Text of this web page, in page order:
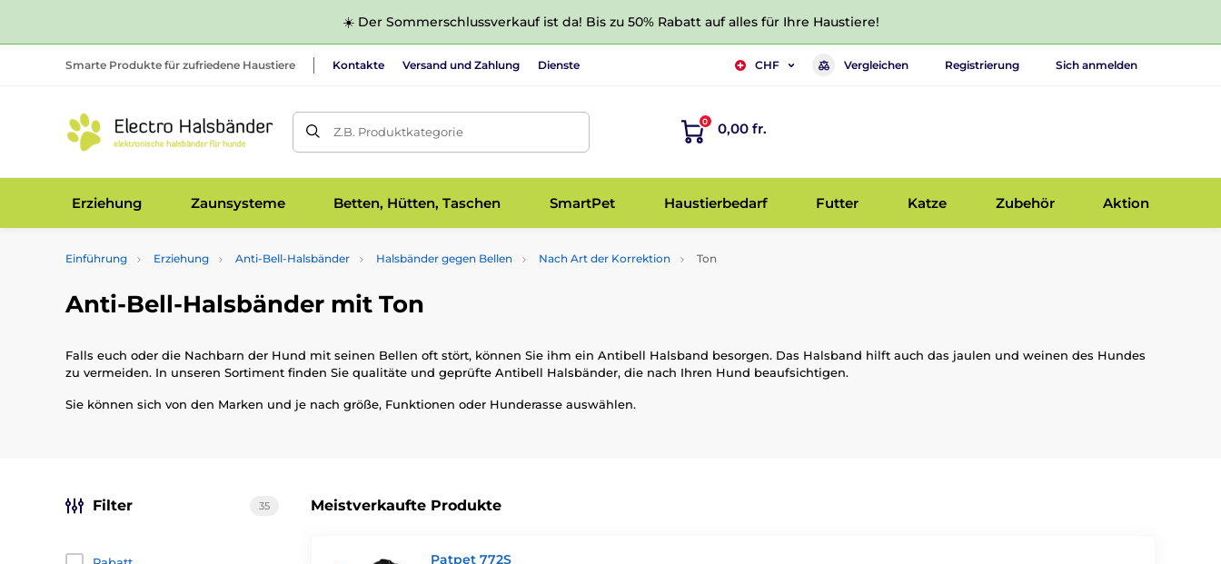
☀️ Der Sommerschlussverkauf ist da! Bis zu 50% Rabatt auf alles für Ihre Haustiere!
Smarte Produkte für zufriedene Haustiere Kontakte Versand und Zahlung Dienste CHF Vergleichen Registrierung Sich anmelden
Z.B. Produktkategorie
0 0,00 fr.
Erziehung Zaunsysteme Betten, Hütten, Taschen SmartPet Haustierbedarf Futter Katze Zubehör Aktion
Einführung Erziehung Anti-Bell-Halsbänder Halsbänder gegen Bellen Nach Art der Korrektion Ton
Anti-Bell-Halsbänder mit Ton
Falls euch oder die Nachbarn der Hund mit seinen Bellen oft stört, können Sie ihm ein Antibell Halsband besorgen. Das Halsband hilft auch das jaulen und weinen des Hundes
zu vermeiden. In unseren Sortiment finden Sie qualitäte und geprüfte Antibell Halsbänder, die nach Ihren Hund beaufsichtigen.
Sie können sich von den Marken und je nach größe, Funktionen oder Hunderasse auswählen.
Meistverkaufte Produkte
Patpet 772S
Filter 35